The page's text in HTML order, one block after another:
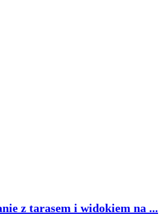
z tarasem i widokiem na ...